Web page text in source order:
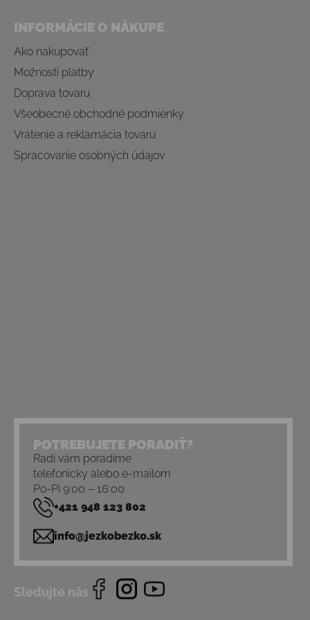
INFORMÁCIE O NÁKUPE
Ako nakupovať
Možnosti platby
Doprava tovaru
Všeobecné obchodné podmienky
Vrátenie a reklamácia tovaru
Spracovanie osobných údajov
POTREBUJETE PORADIŤ?
Radi vám poradíme
telefonicky alebo e-mailom
Po-Pi 9:00 – 16:00
+421 948 123 802
info@jezkobezko.sk
Sledujte nás